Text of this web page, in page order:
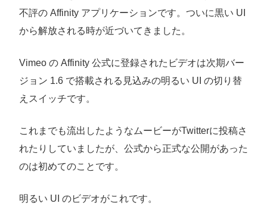
不評の Affinity アプリケーションです。ついに黒い UI
から解放される時が近づいてきました。
Vimeo の Affinity 公式に登録されたビデオは次期バー
ジョン 1.6 で搭載される見込みの明るい UI の切り替
えスイッチです。
これまでも流出したようなムービーがTwitterに投稿さ
れたりしていましたが、公式から正式な公開があった
のは初めてのことです。
明るい UI のビデオがこれです。